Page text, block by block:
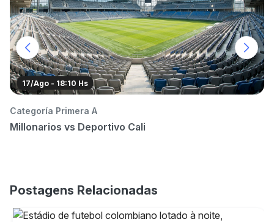
17/Ago - 18:10 Hs
Categoría Primera A
Millonarios vs Deportivo Cali
Postagens Relacionadas